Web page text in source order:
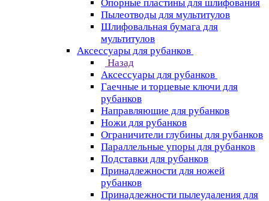
Опорные пластины для шлифования
Пылеотводы для мультитулов
Шлифовальная бумага для
мультитулов
Аксессуары для рубанков
Назад
Аксессуары для рубанков
Гаечные и торцевые ключи для
рубанков
Направляющие для рубанков
Ножи для рубанков
Ограничители глубины для рубанков
Параллельные упоры для рубанков
Подставки для рубанков
Принадлежности для ножей
рубанков
Принадлежности пылеудаления для